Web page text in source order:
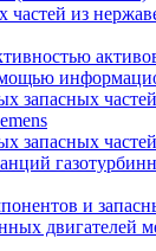
частей из
запасных
запасных
и
двигателей